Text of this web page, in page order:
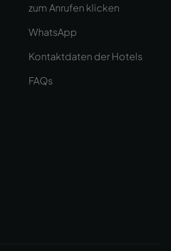
zum Anrufen klicken
WhatsApp
Kontaktdaten der Hotels
FAQs